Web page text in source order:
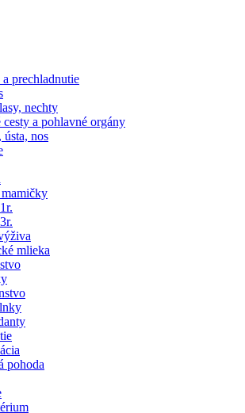
prechladnutie
nechty
a pohlavné orgány
ústa, nos
mlieka
pohoda